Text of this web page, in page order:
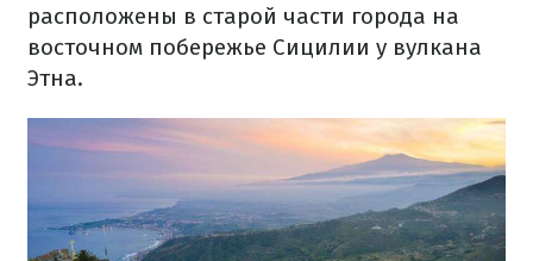
расположены в старой части города на
восточном побережье Сицилии у вулкана
Этна.